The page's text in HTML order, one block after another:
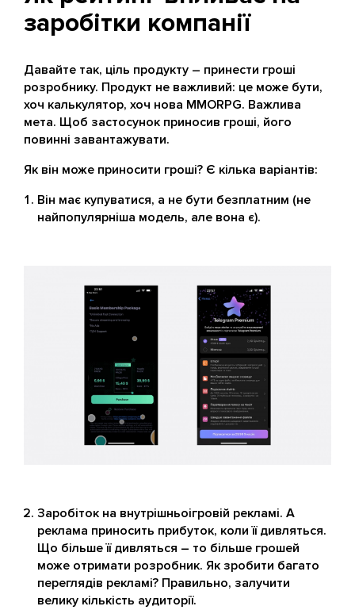
заробітки компанії
Давайте так, ціль продукту – принести гроші
розробнику. Продукт не важливий: це може бути,
хоч калькулятор, хоч нова MMORPG. Важлива
мета. Щоб застосунок приносив гроші, його
повинні завантажувати.
Як він може приносити гроші? Є кілька варіантів:
Він має купуватися, а не бути безплатним (не
найпопулярніша модель, але вона є).
Заробіток на внутрішньоігровій рекламі. А
реклама приносить прибуток, коли її дивляться.
Що більше її дивляться – то більше грошей
може отримати розробник. Як зробити багато
переглядів рекламі? Правильно, залучити
велику кількість аудиторії.